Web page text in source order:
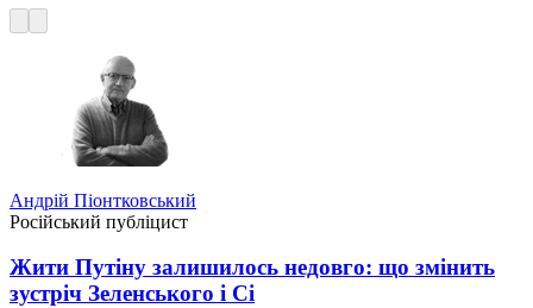
Андрій Піонтковський
Російський публіцист
Жити Путіну залишилось недовго: що змінить
зустріч Зеленського і Сі